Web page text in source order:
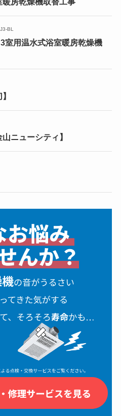
BL
用温水式浴室暖房乾燥機
ニューシティ】